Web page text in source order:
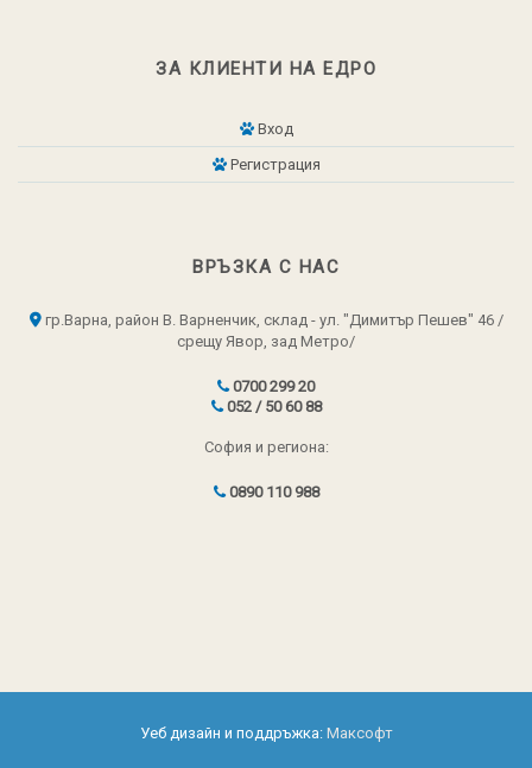
ЗА КЛИЕНТИ НА ЕДРО
Вход
Регистрация
ВРЪЗКА С НАС
гр.Варна, район В. Варненчик, склад - ул. "Димитър Пешев" 46 /
срещу Явор, зад Метро/
0700 299 20
052 / 50 60 88
София и региона:
0890 110 988
Уеб дизайн и поддръжка: Максофт